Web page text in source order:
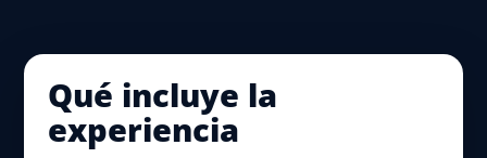
Qué incluye la
experiencia